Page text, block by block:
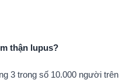
thận lupus?
3 trong số 10.000 người trên